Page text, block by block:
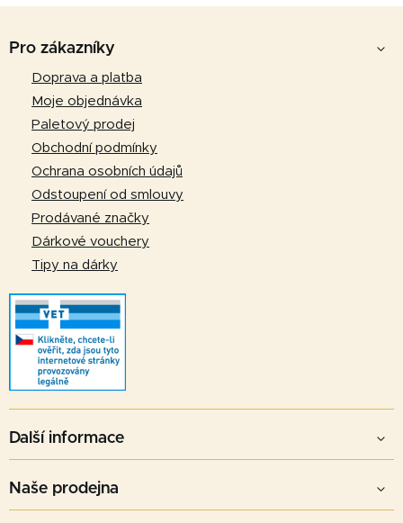
Pro zákazníky
Doprava a platba
Moje objednávka
Paletový prodej
Obchodní podmínky
Ochrana osobních údajů
Odstoupení od smlouvy
Prodávané značky
Dárkové vouchery
Tipy na dárky
Další informace
Naše prodejna